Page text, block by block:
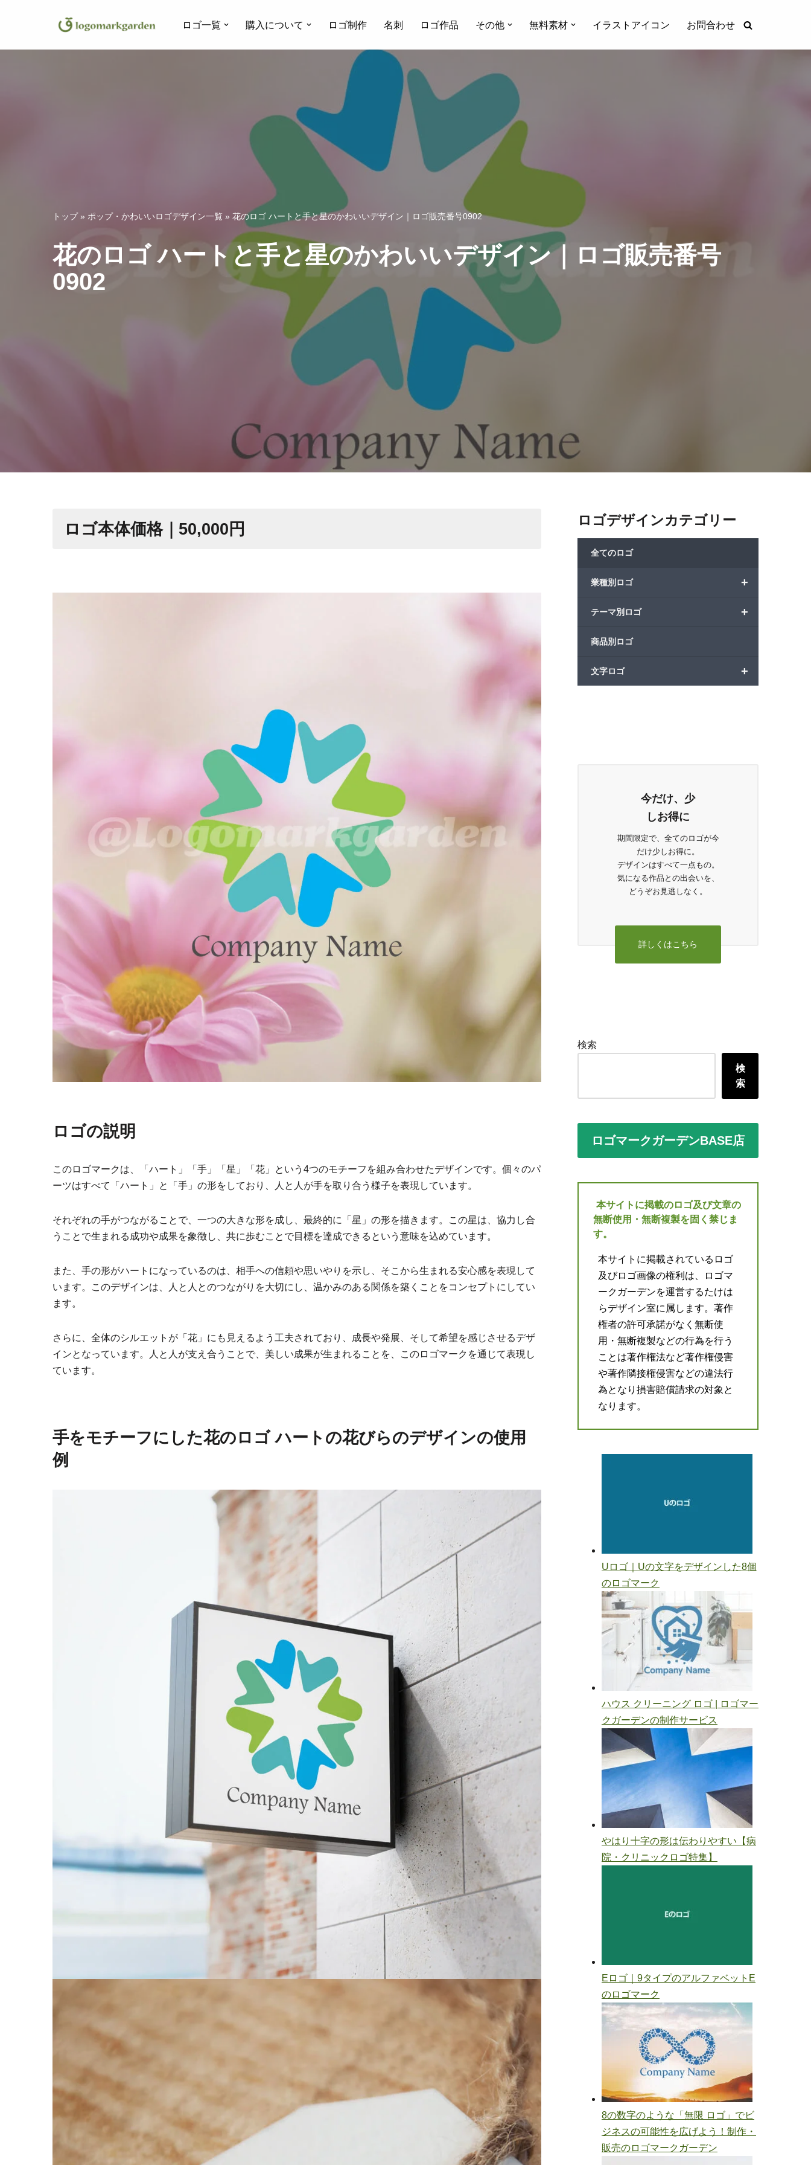
ン
ロゴ一覧 購入について ロゴ制作 名刺 ロゴ作品 その他 無料素材 イラストアイコン お問合わせ
トップ» ポップ・かわいいロゴデザイン一覧 » 花のロゴ ハートと手と星のかわいいデザイン｜ロゴ販売番号0902
花のロゴ ハートと手と星のかわいいデザイン｜ロゴ販売番号
0902
ロゴ本体価格｜50,000円
ロゴの説明
このロゴマークは、「ハート」「手」「星」「花」という4つのモチーフを組み合わせたデザインです。個々のパ
ーツはすべて「ハート」と「手」の形をしており、人と人が手を取り合う様子を表現しています。
それぞれの手がつながることで、一つの大きな形を成し、最終的に「星」の形を描きます。この星は、協力し合
うことで生まれる成功や成果を象徴し、共に歩むことで目標を達成できるという意味を込めています。
また、手の形がハートになっているのは、相手への信頼や思いやりを示し、そこから生まれる安心感を表現して
います。このデザインは、人と人とのつながりを大切にし、温かみのある関係を築くことをコンセプトにしてい
ます。
さらに、全体のシルエットが「花」にも見えるよう工夫されており、成長や発展、そして希望を感じさせるデザ
インとなっています。人と人が支え合うことで、美しい成果が生まれることを、このロゴマークを通じて表現し
ています。
手をモチーフにした花のロゴ ハートの花びらのデザインの使用
例
ロゴデザインカテゴリー
全てのロゴ
+
業種別ロゴ
+
テーマ別ロゴ
商品別ロゴ
+
文字ロゴ
今だけ、少
しお得に
期間限定で、全てのロゴが今
だけ少しお得に。
デザインはすべて一点もの。
気になる作品との出会いを、
どうぞお見逃しなく。
詳しくはこちら
検索
検
索
ロゴマークガーデンBASE店
本サイトに掲載のロゴ及び文章の
無断使用・無断複製を固く禁じま
す。
本サイトに掲載されているロゴ
及びロゴ画像の権利は、ロゴマ
ークガーデンを運営するたけは
らデザイン室に属します。著作
権者の許可承諾がなく無断使
用・無断複製などの行為を行う
ことは著作権法など著作権侵害
や著作隣接権侵害などの違法行
為となり損害賠償請求の対象と
なります。